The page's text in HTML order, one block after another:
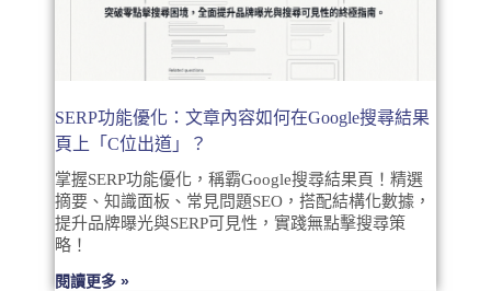
SERP功能優化：文章內容如何在Google搜尋結果
頁上「C位出道」？
掌握SERP功能優化，稱霸Google搜尋結果頁！精選
摘要、知識面板、常見問題SEO，搭配結構化數據，
提升品牌曝光與SERP可見性，實踐無點擊搜尋策
略！
閱讀更多 »